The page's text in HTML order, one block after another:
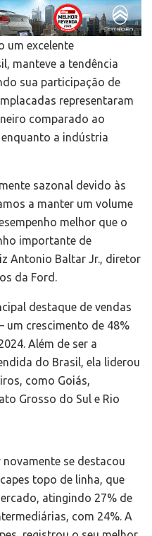
um excelente
manteve a tendência
sua participação de
representaram
comparado ao
a indústria
sazonal devido às
a manter um volume
melhor que o
importante de
Antonio Baltar Jr., diretor
da Ford.
destaque de vendas
um crescimento de 48%
Além de ser a
do Brasil, ela liderou
como Goiás,
Grosso do Sul e Rio
se destacou
topo de linha, que
atingindo 27% de
com 24%. A